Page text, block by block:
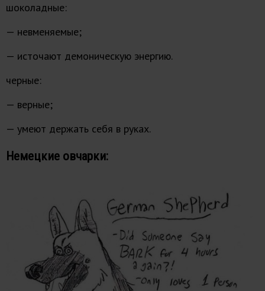
шоколадные:
— невменяемые;
— источают демоническую энергию.
черные:
— верные;
— умеют держать себя в руках.
Немецкие овчарки: